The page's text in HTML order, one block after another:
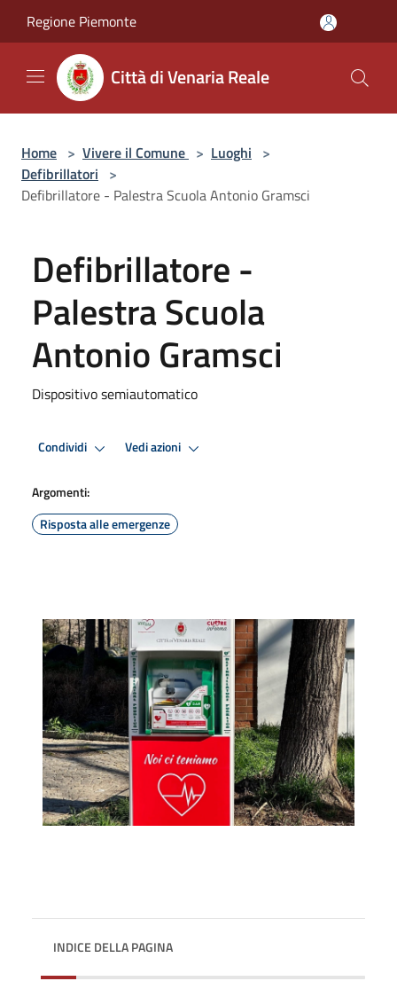
Regione Piemonte
Città di Venaria Reale
Home > Vivere il Comune > Luoghi >
Defibrillatori >
Defibrillatore - Palestra Scuola Antonio Gramsci
Defibrillatore -
Palestra Scuola
Antonio Gramsci
Dispositivo semiautomatico
Condividi Vedi azioni
Argomenti:
Risposta alle emergenze
INDICE DELLA PAGINA